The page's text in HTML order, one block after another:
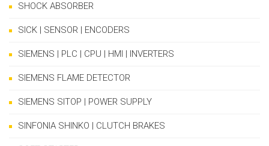
SHOCK ABSORBER
SICK | SENSOR | ENCODERS
SIEMENS | PLC | CPU | HMI | INVERTERS
SIEMENS FLAME DETECTOR
SIEMENS SITOP | POWER SUPPLY
SINFONIA SHINKO | CLUTCH BRAKES